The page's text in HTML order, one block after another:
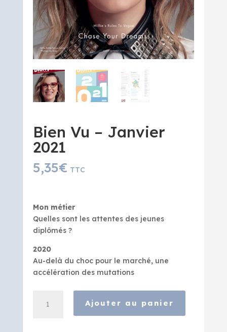
Bien Vu – Janvier
2021
5,35€ TTC
Mon métier
Quelles sont les attentes des jeunes
diplômés ?
2020
Au-delà du choc pour le marché, une
accélération des mutations
Ajouter au panier